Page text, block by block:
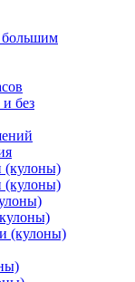
большим
без
(кулоны)
(кулоны)
(кулоны)